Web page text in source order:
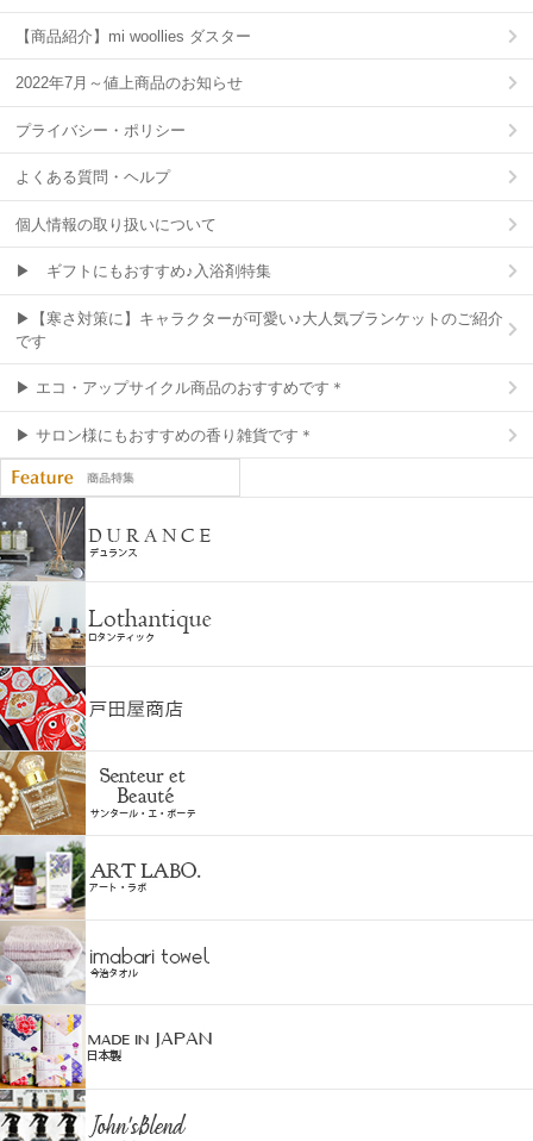
【商品紹介】mi woollies ダスター
2022年7月～値上商品のお知らせ
プライバシー・ポリシー
よくある質問・ヘルプ
個人情報の取り扱いについて
▶ ギフトにもおすすめ♪入浴剤特集
▶【寒さ対策に】キャラクターが可愛い♪大人気ブランケットのご紹介
です
▶ エコ・アップサイクル商品のおすすめです＊
▶ サロン様にもおすすめの香り雑貨です＊